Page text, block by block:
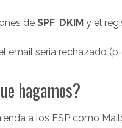
de SPF DKIM y el
email seria rechazado
hagamos?
a los ESP como